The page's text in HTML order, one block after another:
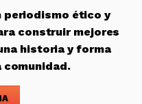
periodismo ético y
construir mejores
historia y forma
comunidad.